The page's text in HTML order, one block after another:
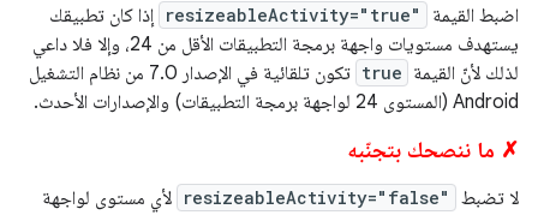
اضبط القيمة
resizeableActivity="true"
إذا كان تطبيقك
يستهدف مستويات واجهة برمجة التطبيقات الأقل من 24، وإلا فلا داعي
لذلك لأنّ القيمة true
تكون تلقائية في الإصدار 7.0 من نظام التشغيل
Android (المستوى 24 لواجهة برمجة التطبيقات) والإصدارات الأحدث.
✗ ما ننصحك بتجنّبه
لا تضبط resizeableActivity="false" لأي مستوى لواجهة